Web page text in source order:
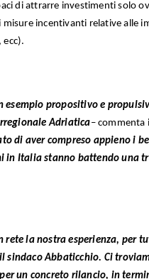
di attrarre investimenti solo
incentivanti relative alle
ecc).
esempio propositivo e
Adriatica– commenta
di aver compreso appieno i
Italia stanno battendo una
rete la nostra esperienza,
sindaco Abbaticchio. Ci
un concreto rilancio, in